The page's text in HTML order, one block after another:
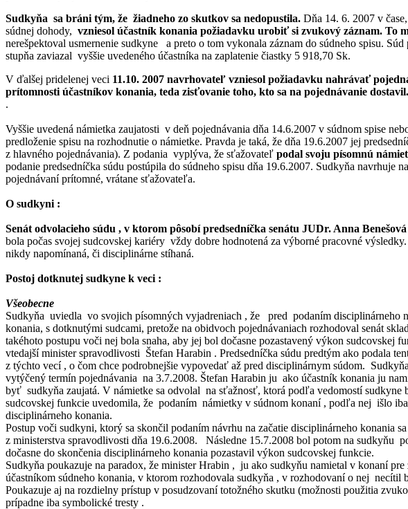
Sudkyňa sa bráni tým, že žiadneho zo skutkov sa nedopustila. Dňa 14. 6. 2007 v
súdnej dohody, vzniesol účastník konania požiadavku urobiť si zvukový záznam. To
nerešpektoval usmernenie sudkyne a preto o tom vykonala záznam do súdneho spisu.
stupňa zaviazal vyššie uvedeného účastníka na zaplatenie čiastky 5 918,70 Sk.
V ďalšej pridelenej veci 11.10. 2007 navrhovateľ vzniesol požiadavku nahrávať
prítomnosti účastníkov konania, teda zisťovanie toho, kto sa na pojednávanie dostavil.
.
Vyššie uvedená námietka zaujatosti v deň pojednávania dňa 14.6.2007 v súdnom spise
predloženie spisu na rozhodnutie o námietke. Pravda je taká, že dňa 19.6.2007 jej
z hlavného pojednávania). Z podania vyplýva, že sťažovateľ podal svoju písomnú
podanie predsedníčka súdu postúpila do súdneho spisu dňa 19.6.2007. Sudkyňa
pojednávaní prítomné, vrátane sťažovateľa.
O sudkyni :
Senát odvolacieho súdu , v ktorom pôsobí predsedníčka senátu JUDr. Anna
bola počas svojej sudcovskej kariéry vždy dobre hodnotená za výborné pracovné
nikdy napomínaná, či disciplinárne stíhaná.
Postoj dotknutej sudkyne k veci :
Všeobecne
Sudkyňa uviedla vo svojich písomných vyjadreniach , že pred podaním disciplinárneho
konania, s dotknutými sudcami, pretože na obidvoch pojednávaniach rozhodoval senát
takéhoto postupu voči nej bola snaha, aby jej bol dočasne pozastavený výkon
vtedajší minister spravodlivosti Štefan Harabin . Predsedníčka súdu predtým ako podala
z týchto vecí , o čom chce podrobnejšie vypovedať až pred disciplinárnym súdom.
vytýčený termín pojednávania na 3.7.2008. Štefan Harabin ju ako účastník konania ju
byť sudkyňa zaujatá. V námietke sa odvolal na sťažnosť, ktorá podľa vedomostí sudkyne
sudcovskej funkcie uvedomila, že podaním námietky v súdnom konaní , podľa nej išlo
disciplinárneho konania.
Postup voči sudkyni, ktorý sa skončil podaním návrhu na začatie disciplinárneho konania
z ministerstva spravodlivosti dňa 19.6.2008. Následne 15.7.2008 bol potom na sudkyňu
dočasne do skončenia disciplinárneho konania pozastavil výkon sudcovskej funkcie.
Sudkyňa poukazuje na paradox, že minister Hrabin , ju ako sudkyňu namietal v konaní
účastníkom súdneho konania, v ktorom rozhodovala sudkyňa , v rozhodovaní o nej necítil
Poukazuje aj na rozdielny prístup v posudzovaní totožného skutku (možnosti použitia
prípadne iba symbolické tresty .